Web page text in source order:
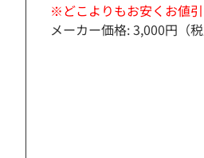
※どこよりもお安くお値
メーカー価格: 3,000円（税